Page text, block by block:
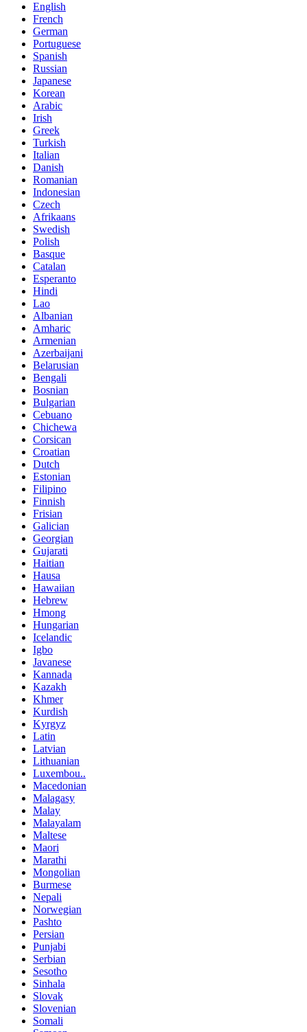
English
French
German
Portuguese
Spanish
Russian
Japanese
Korean
Arabic
Irish
Greek
Turkish
Italian
Danish
Romanian
Indonesian
Czech
Afrikaans
Swedish
Polish
Basque
Catalan
Esperanto
Hindi
Lao
Albanian
Amharic
Armenian
Azerbaijani
Belarusian
Bengali
Bosnian
Bulgarian
Cebuano
Chichewa
Corsican
Croatian
Dutch
Estonian
Filipino
Finnish
Frisian
Galician
Georgian
Gujarati
Haitian
Hausa
Hawaiian
Hebrew
Hmong
Hungarian
Icelandic
Igbo
Javanese
Kannada
Kazakh
Khmer
Kurdish
Kyrgyz
Latin
Latvian
Lithuanian
Luxembou..
Macedonian
Malagasy
Malay
Malayalam
Maltese
Maori
Marathi
Mongolian
Burmese
Nepali
Norwegian
Pashto
Persian
Punjabi
Serbian
Sesotho
Sinhala
Slovak
Slovenian
Somali